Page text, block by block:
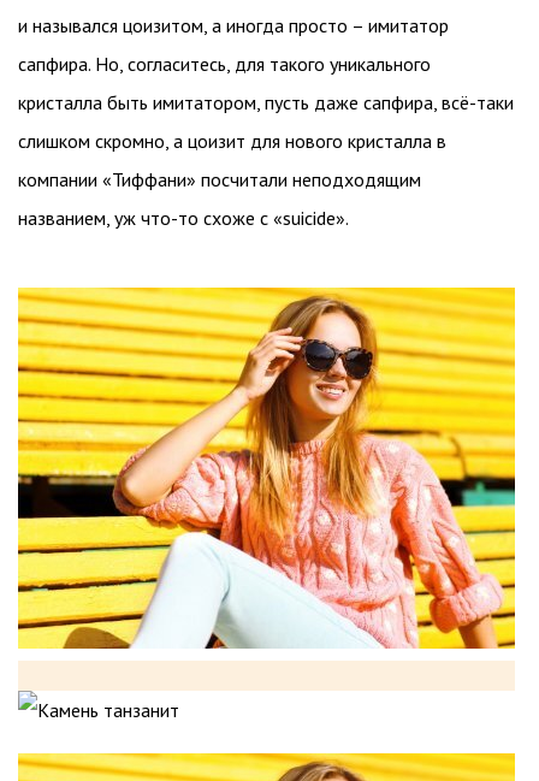
и назывался цоизитом, а иногда просто – имитатор
сапфира. Но, согласитесь, для такого уникального
кристалла быть имитатором, пусть даже сапфира, всё-таки
слишком скромно, а цоизит для нового кристалла в
компании «Тиффани» посчитали неподходящим
названием, уж что-то схоже с «suicide».